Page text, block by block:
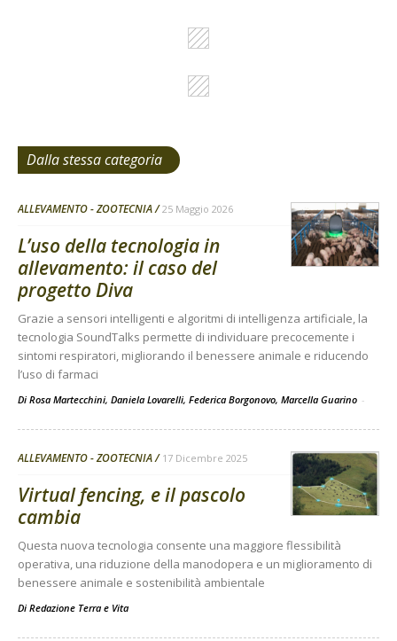
Dalla stessa categoria
ALLEVAMENTO - ZOOTECNIA 25 Maggio 2026
L’uso della tecnologia in
allevamento: il caso del
progetto Diva
Grazie a sensori intelligenti e algoritmi di intelligenza artificiale, la
tecnologia SoundTalks permette di individuare precocemente i
sintomi respiratori, migliorando il benessere animale e riducendo
l’uso di farmaci
Di Rosa Martecchini, Daniela Lovarelli, Federica Borgonovo, Marcella Guarino -
ALLEVAMENTO - ZOOTECNIA 17 Dicembre 2025
Virtual fencing, e il pascolo
cambia
Questa nuova tecnologia consente una maggiore flessibilità
operativa, una riduzione della manodopera e un miglioramento di
benessere animale e sostenibilità ambientale
Di Redazione Terra e Vita